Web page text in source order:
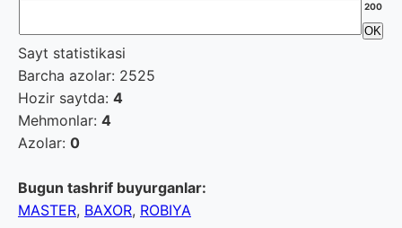
200
Sayt statistikasi
Barcha azolar: 2525
Hozir saytda: 4
Mehmonlar: 4
Azolar: 0
Bugun tashrif buyurganlar:
MASTER, BAXOR, ROBIYA